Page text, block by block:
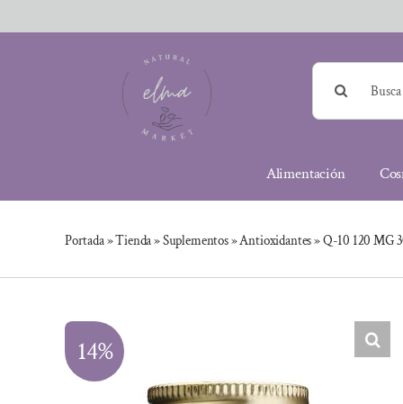
al
Buscar:
Alimentación
Portada»Tienda»Suplementos»Antioxidantes»Q-10 120 MG
14%